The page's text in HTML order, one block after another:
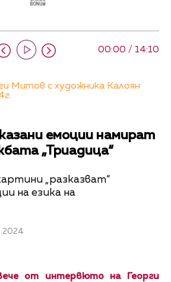
00:00 / 14:10
Митов с художника Калоян
емоции намират
„Триадица“
„разказват“
на езика на
от интервюто на Георги